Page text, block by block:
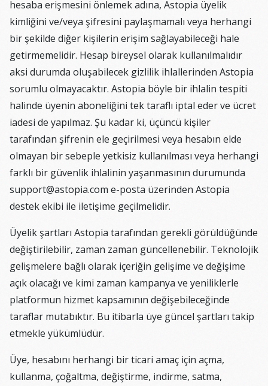
hesaba erişmesini önlemek adına, Astopia üyelik
kimliğini ve/veya şifresini paylaşmamalı veya herhangi
bir şekilde diğer kişilerin erişim sağlayabileceği hale
getirmemelidir. Hesap bireysel olarak kullanılmalıdır
aksi durumda oluşabilecek gizlilik ihlallerinden Astopia
sorumlu olmayacaktır. Astopia böyle bir ihlalin tespiti
halinde üyenin aboneliğini tek taraflı iptal eder ve ücret
iadesi de yapılmaz. Şu kadar ki, üçüncü kişiler
tarafından şifrenin ele geçirilmesi veya hesabın elde
olmayan bir sebeple yetkisiz kullanılması veya herhangi
farklı bir güvenlik ihlalinin yaşanmasının durumunda
support@astopia.com e-posta üzerinden Astopia
destek ekibi ile iletişime geçilmelidir.
Üyelik şartları Astopia tarafından gerekli görüldüğünde
değiştirilebilir, zaman zaman güncellenebilir. Teknolojik
gelişmelere bağlı olarak içeriğin gelişime ve değişime
açık olacağı ve kimi zaman kampanya ve yeniliklerle
platformun hizmet kapsamının değişebileceğinde
taraflar mutabıktır. Bu itibarla üye güncel şartları takip
etmekle yükümlüdür.
Üye, hesabını herhangi bir ticari amaç için açma,
kullanma, çoğaltma, değiştirme, indirme, satma,